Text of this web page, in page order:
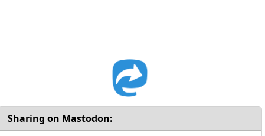
Sharing on Mastodon: